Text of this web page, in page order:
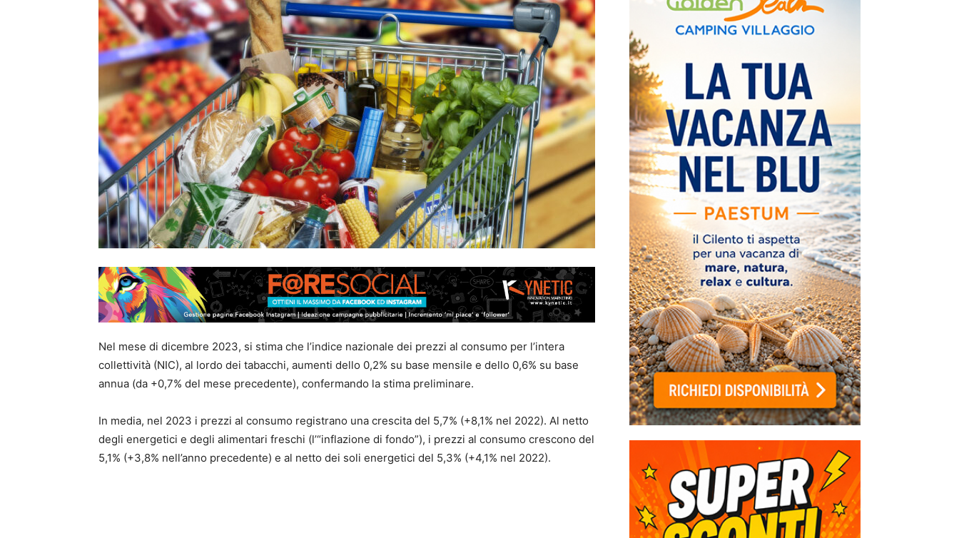
Nel mese di dicembre 2023, si stima che l’indice nazionale dei prezzi al consumo per l’intera
collettività (NIC), al lordo dei tabacchi, aumenti dello 0,2% su base mensile e dello 0,6% su base
annua (da +0,7% del mese precedente), confermando la stima preliminare.
In media, nel 2023 i prezzi al consumo registrano una crescita del 5,7% (+8,1% nel 2022). Al netto
degli energetici e degli alimentari freschi (l’“inflazione di fondo”), i prezzi al consumo crescono del
5,1% (+3,8% nell’anno precedente) e al netto dei soli energetici del 5,3% (+4,1% nel 2022).